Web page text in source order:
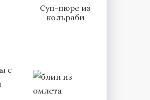
Суп-пюре из
кольраби